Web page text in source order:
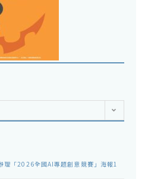
理「2026全國AI專題創意競賽」海報1